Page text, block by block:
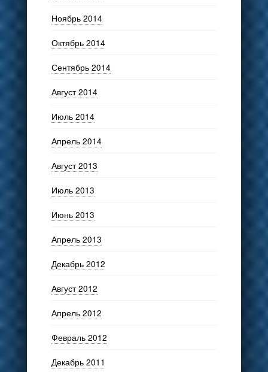
Ноябрь 2014
Октябрь 2014
Сентябрь 2014
Август 2014
Июль 2014
Апрель 2014
Август 2013
Июль 2013
Июнь 2013
Апрель 2013
Декабрь 2012
Август 2012
Апрель 2012
Февраль 2012
Декабрь 2011